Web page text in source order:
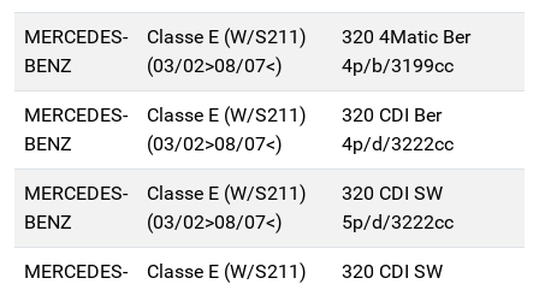
MERCEDES-
BENZ
Classe E (W/S211)
(03/02>08/07<)
320 4Matic Ber
4p/b/3199cc
MERCEDES-
BENZ
Classe E (W/S211)
(03/02>08/07<)
320 CDI Ber
4p/d/3222cc
MERCEDES-
BENZ
Classe E (W/S211)
(03/02>08/07<)
320 CDI SW
5p/d/3222cc
MERCEDES-
Classe E (W/S211)
320 CDI SW